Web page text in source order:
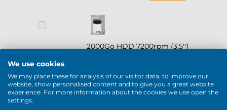
2000Go HDD 7200rpm (3.5'')
+169,90 €*
We use cookies
We may place these for analysis of our visitor data, to improve our
website, show personalised content and to give you a great website
experience. For more information about the cookies we use open the
settings.